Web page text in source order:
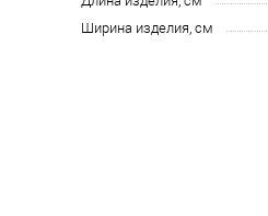
Ширина изделия, см